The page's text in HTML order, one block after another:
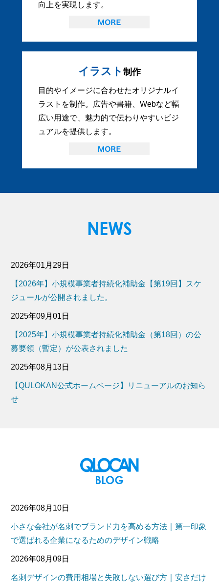
向上を実現します。
イラスト 制作
目的やイメージに合わせたオリジナルイ
ラストを制作。広告や書籍、Webなど幅
広い用途で、魅力的で伝わりやすいビジ
ュアルを提供します。
2026年01月29日
【2026年】小規模事業者持続化補助金【第19回】スケ
ジュールが公開されました。
2025年09月01日
【2025年】小規模事業者持続化補助金（第18回）の公
募要領（暫定）が公表されました
2025年08月13日
【QULOKAN公式ホームページ】リニューアルのお知ら
せ
2026年08月10日
小さな会社が名刺でブランド力を高める方法｜第一印象
で選ばれる企業になるためのデザイン戦略
2026年08月09日
名刺デザインの費用相場と失敗しない選び方｜安さだけ